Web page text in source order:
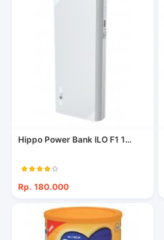
Hippo Power Bank ILO F1 1...
Rp. 180.000